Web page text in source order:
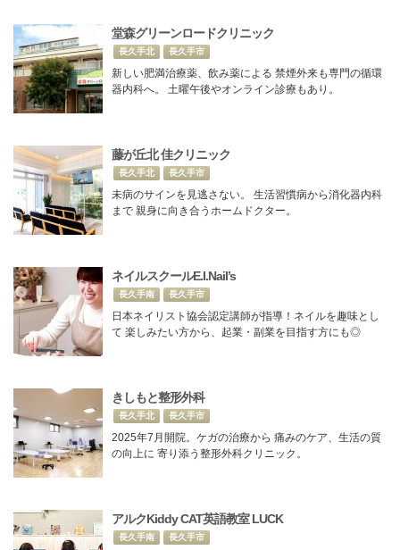
堂森グリーンロードクリニック
長久手北 長久手市
新しい肥満治療薬、飲み薬による 禁煙外来も専門の循環
器内科へ。 土曜午後やオンライン診療もあり。
藤が丘北 佳クリニック
長久手北 長久手市
未病のサインを見逃さない。 生活習慣病から消化器内科
まで 親身に向き合うホームドクター。
ネイルスクールE.I.Nail’s
長久手南 長久手市
日本ネイリスト協会認定講師が指導！ネイルを趣味とし
て 楽しみたい方から、起業・副業を目指す方にも◎
きしもと整形外科
長久手北 長久手市
2025年7月開院。ケガの治療から 痛みのケア、生活の質
の向上に 寄り添う整形外科クリニック。
アルクKiddy CAT英語教室 LUCK
長久手南 長久手市